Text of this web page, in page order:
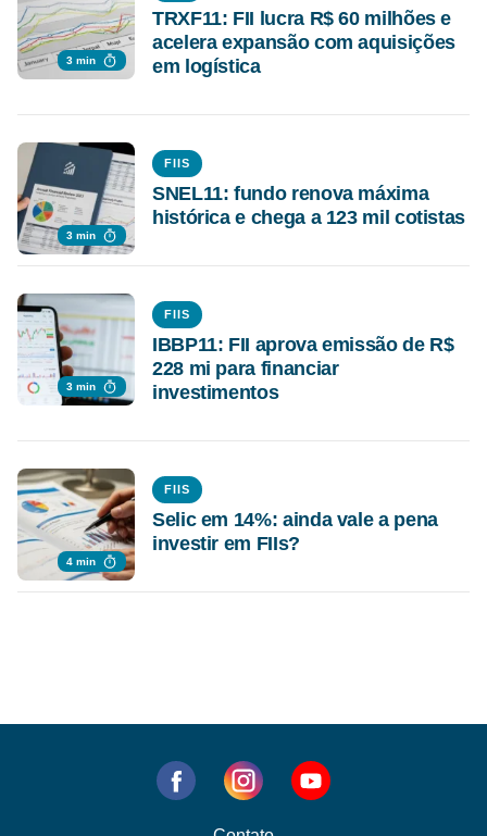
3 min
TRXF11: FII lucra R$ 60 milhões e
acelera expansão com aquisições
em logística
3 min
FIIS
SNEL11: fundo renova máxima
histórica e chega a 123 mil cotistas
3 min
FIIS
IBBP11: FII aprova emissão de R$
228 mi para financiar
investimentos
4 min
FIIS
Selic em 14%: ainda vale a pena
investir em FIIs?